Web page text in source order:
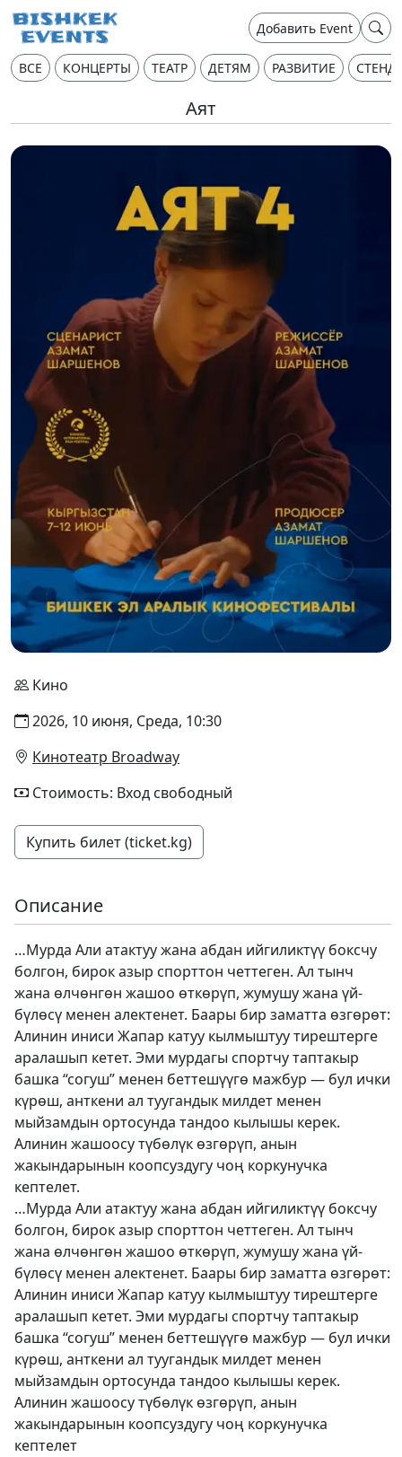
Добавить Event
ВСЕ КОНЦЕРТЫ ТЕАТР ДЕТЯМ РАЗВИТИЕ
Аят
Кино
2026, 10 июня, Среда, 10:30
Кинотеатр Broadway
Стоимость: Вход свободный
Купить билет (ticket.kg)
Описание
…Мурда Али атактуу жана абдан ийгиликтүү боксчу
болгон, бирок азыр спорттон четтеген. Ал тынч
жана өлчөнгөн жашоо өткөрүп, жумушу жана үй-
бүлөсү менен алектенет. Баары бир заматта өзгөрөт:
Алинин иниси Жапар катуу кылмыштуу тирештерге
аралашып кетет. Эми мурдагы спортчу таптакыр
башка “согуш” менен беттешүүгө мажбур — бул ички
күрөш, анткени ал туугандык милдет менен
мыйзамдын ортосунда тандоо кылышы керек.
Алинин жашоосу түбөлүк өзгөрүп, анын
жакындарынын коопсуздугу чоң коркунучка
кептелет.
…Мурда Али атактуу жана абдан ийгиликтүү боксчу
болгон, бирок азыр спорттон четтеген. Ал тынч
жана өлчөнгөн жашоо өткөрүп, жумушу жана үй-
бүлөсү менен алектенет. Баары бир заматта өзгөрөт:
Алинин иниси Жапар катуу кылмыштуу тирештерге
аралашып кетет. Эми мурдагы спортчу таптакыр
башка “согуш” менен беттешүүгө мажбур — бул ички
күрөш, анткени ал туугандык милдет менен
мыйзамдын ортосунда тандоо кылышы керек.
Алинин жашоосу түбөлүк өзгөрүп, анын
жакындарынын коопсуздугу чоң коркунучка
кептелет